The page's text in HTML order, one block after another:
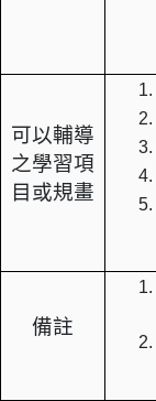
可以輔導
之學習項
目或規畫
備註